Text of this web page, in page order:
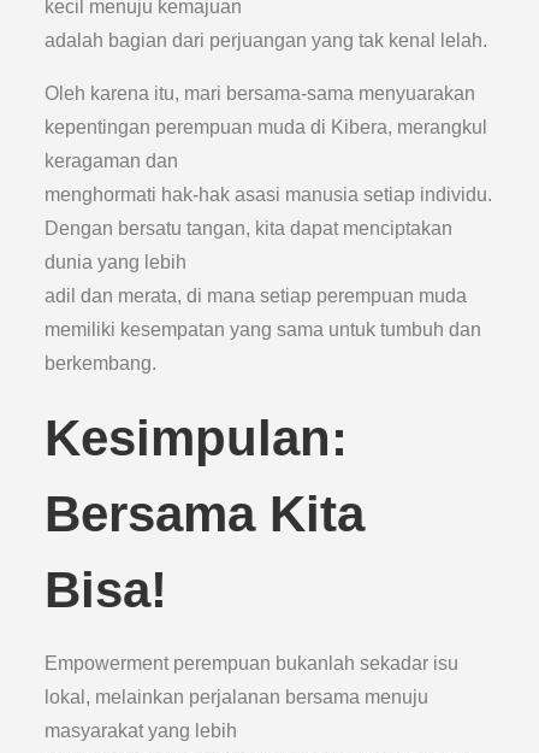
kecil menuju kemajuan
adalah bagian dari perjuangan yang tak kenal lelah.
Oleh karena itu, mari bersama-sama menyuarakan
kepentingan perempuan muda di Kibera, merangkul
keragaman dan
menghormati hak-hak asasi manusia setiap individu.
Dengan bersatu tangan, kita dapat menciptakan
dunia yang lebih
adil dan merata, di mana setiap perempuan muda
memiliki kesempatan yang sama untuk tumbuh dan
berkembang.
Kesimpulan:
Bersama Kita
Bisa!
Empowerment perempuan bukanlah sekadar isu
lokal, melainkan perjalanan bersama menuju
masyarakat yang lebih